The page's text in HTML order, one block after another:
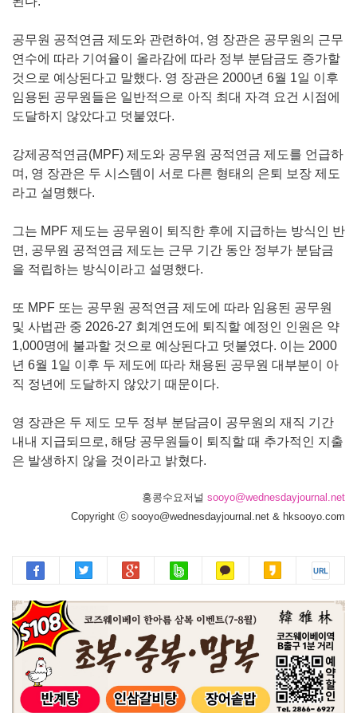
공무원 공적연금 제도와 관련하여, 영 장관은 공무원의 근무
연수에 따라 기여율이 올라감에 따라 정부 분담금도 증가할
것으로 예상된다고 말했다. 영 장관은 2000년 6월 1일 이후
임용된 공무원들은 일반적으로 아직 최대 자격 요건 시점에
도달하지 않았다고 덧붙였다.
강제공적연금(MPF) 제도와 공무원 공적연금 제도를 언급하
며, 영 장관은 두 시스템이 서로 다른 형태의 은퇴 보장 제도
라고 설명했다.
그는 MPF 제도는 공무원이 퇴직한 후에 지급하는 방식인 반
면, 공무원 공적연금 제도는 근무 기간 동안 정부가 분담금
을 적립하는 방식이라고 설명했다.
또 MPF 또는 공무원 공적연금 제도에 따라 임용된 공무원
및 사법관 중 2026-27 회계연도에 퇴직할 예정인 인원은 약
1,000명에 불과할 것으로 예상된다고 덧붙였다. 이는 2000
년 6월 1일 이후 두 제도에 따라 채용된 공무원 대부분이 아
직 정년에 도달하지 않았기 때문이다.
영 장관은 두 제도 모두 정부 분담금이 공무원의 재직 기간
내내 지급되므로, 해당 공무원들이 퇴직할 때 추가적인 지출
은 발생하지 않을 것이라고 밝혔다.
홍콩수요저널 sooyo@wednesdayjournal.net
Copyright ⓒ sooyo@wednesdayjournal.net & hksooyo.com